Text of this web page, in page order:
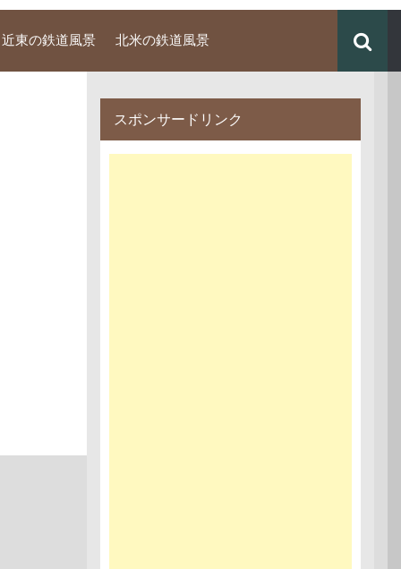
東の鉄道風景 北米の鉄道風景
スポンサードリンク